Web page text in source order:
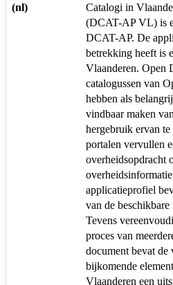
(nl)
Catalogi in
(DCAT-AP VL) is
DCAT-AP. De
betrekking heeft is
Vlaanderen. Open
catalogussen van
hebben als
vindbaar maken
hergebruik ervan
portalen vervullen
overheidsopdracht
applicatieprofiel
van de
Tevens
proces van
document bevat de
bijkomende
Vlaanderen een